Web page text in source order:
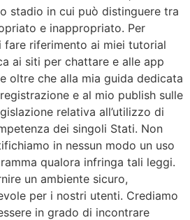
stadio in cui può distinguere tra
e inappropriato. Per
riferimento ai miei tutorial
ai siti per chattare e alle app
oltre che alla mia guida dedicata
e al mio publish sulle
relativa all’utilizzo di
dei singoli Stati. Non
in nessun modo un uso
qualora infringa tali leggi.
un ambiente sicuro,
per i nostri utenti. Crediamo
in grado di incontrare